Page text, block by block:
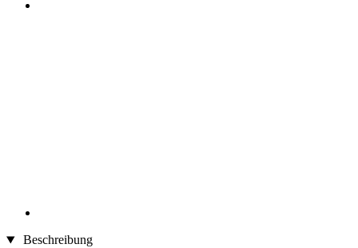
Beschreibung